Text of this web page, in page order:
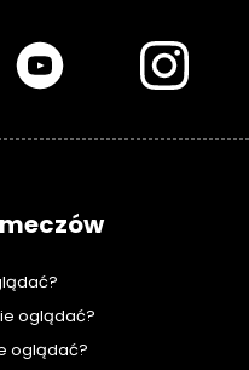
oglądać?
oglądać?